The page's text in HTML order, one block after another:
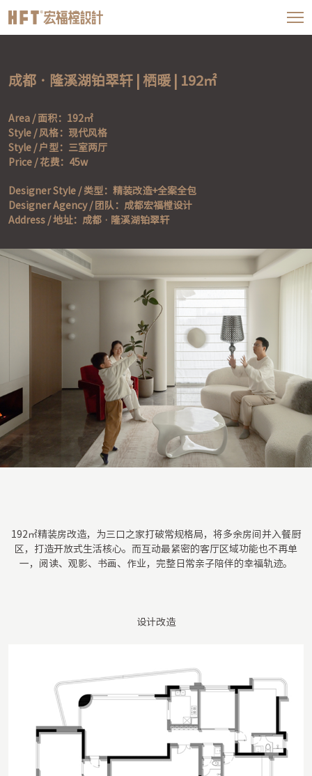
成都 · 隆溪湖铂翠轩 | 栖暖 | 192㎡
Area / 面积：192㎡
Style / 风格：现代风格
Style / 户型：三室两厅
Price / 花费：45w
Designer Style / 类型：精装改造+全案全包
Designer Agency / 团队：成都宏福樘设计
Address / 地址：成都 · 隆溪湖铂翠轩
192㎡精装房改造，为三口之家打破常规格局，将多余房间并入餐厨
区，打造开放式生活核心。而互动最紧密的客厅区域功能也不再单
一，阅读、观影、书画、作业，完整日常亲子陪伴的幸福轨迹。
设计改造